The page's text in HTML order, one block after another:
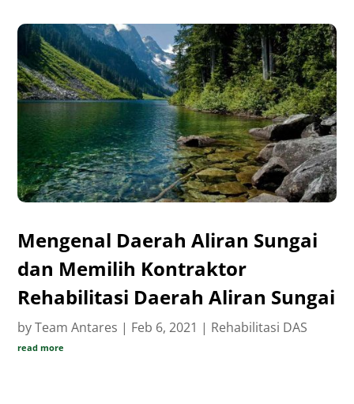
Mengenal Daerah Aliran Sungai
dan Memilih Kontraktor
Rehabilitasi Daerah Aliran Sungai
byTeam Antares | Feb 6, 2021 | Rehabilitasi DAS
read more